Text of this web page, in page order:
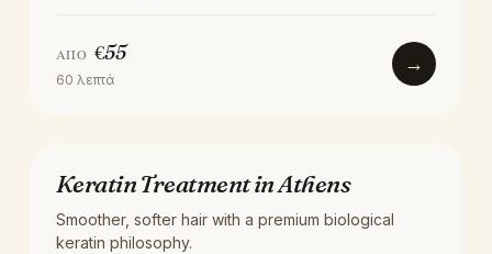
ΑΠΌ €55
60 λεπτά
→
ΘΕΡΑΠΕΊΑ
Keratin Treatment in Athens
Smoother, softer hair with a premium biological
keratin philosophy.